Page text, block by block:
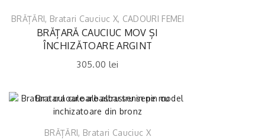
BRĂȚĂRI, Bratari Cauciuc X, CADOURI FEMEI
BRĂȚARĂ CAUCIUC MOV ȘI
ÎNCHIZĂTOARE ARGINT
305.00 lei
BRĂȚĂRI, Bratari Cauciuc X